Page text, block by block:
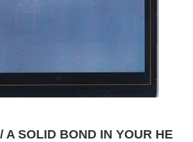
A SOLID BOND IN YOUR HE